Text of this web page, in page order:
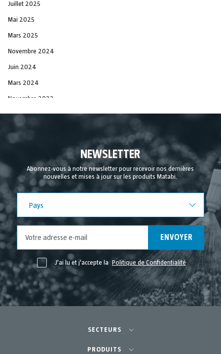
Juillet 2025
Mai 2025
Mars 2025
Novembre 2024
Juin 2024
Mars 2024
Novembre 2023
Juin 2023
Octobre 2021
Septembre 2021
Août 2021
Juillet 2021
Juin 2021
Mai 2021
NEWSLETTER
Abonnez-vous à notre newsletter pour recevoir nos dernières
nouvelles et mises à jour sur les produits Matabi.
Pays
ENVOYER
J'ai lu et j'accepte la Politique de Confidentialité
SECTEURS
Agriculture-Horticulture
PRODUITS